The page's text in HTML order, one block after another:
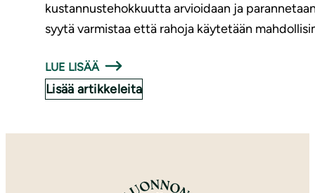
kustannustehokkuutta arvioidaan ja
syytä varmistaa että rahoja käytetään
LUE LISÄÄ
Lisää artikkeleita